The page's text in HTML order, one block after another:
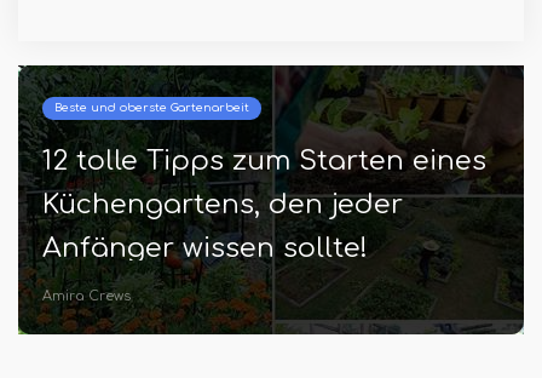
Beste und oberste Gartenarbeit
12 tolle Tipps zum Starten eines
Küchengartens, den jeder
Anfänger wissen sollte!
Amira Crews